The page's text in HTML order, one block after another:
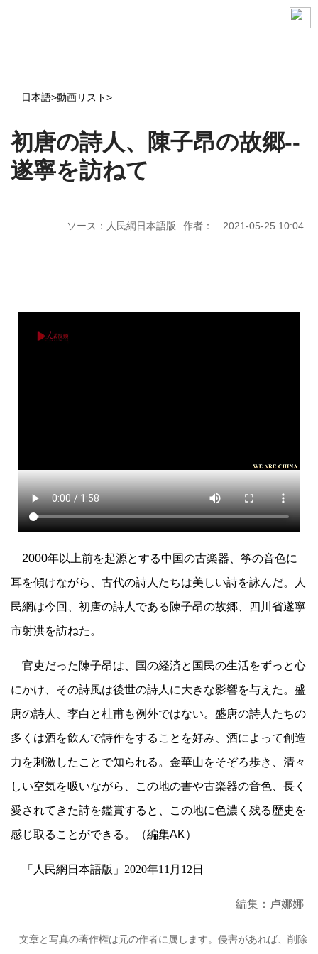
日本語>動画リスト>
初唐の詩人、陳子昂の故郷--
遂寧を訪ねて
ソース：人民網日本語版 作者： 2021-05-25 10:04
2000年以上前を起源とする中国の古楽器、筝の音色に
耳を傾けながら、古代の詩人たちは美しい詩を詠んだ。人
民網は今回、初唐の詩人である陳子昂の故郷、四川省遂寧
市射洪を訪ねた。
官吏だった陳子昂は、国の経済と国民の生活をずっと心
にかけ、その詩風は後世の詩人に大きな影響を与えた。盛
唐の詩人、李白と杜甫も例外ではない。盛唐の詩人たちの
多くは酒を飲んで詩作をすることを好み、酒によって創造
力を刺激したことで知られる。金華山をそぞろ歩き、清々
しい空気を吸いながら、この地の書や古楽器の音色、長く
愛されてきた詩を鑑賞すると、この地に色濃く残る歴史を
感じ取ることができる。（編集AK）
「人民網日本語版」2020年11月12日
編集：卢娜娜
文章と写真の著作権は元の作者に属します。侵害があれば、削除